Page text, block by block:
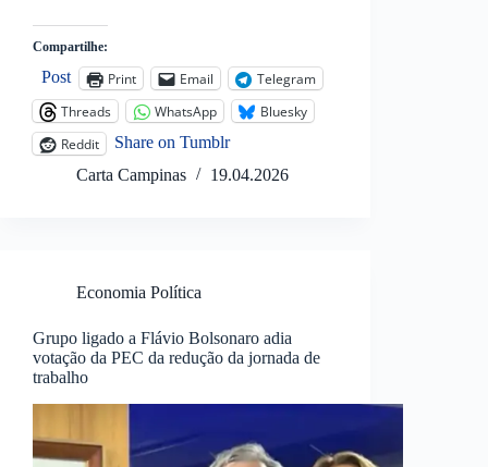
Compartilhe:
Post Print Email
Telegram
Threads
WhatsApp
Bluesky
Reddit
Share on Tumblr
Carta Campinas
19.04.2026
Economia Política
Grupo ligado a Flávio Bolsonaro adia
votação da PEC da redução da jornada de
trabalho